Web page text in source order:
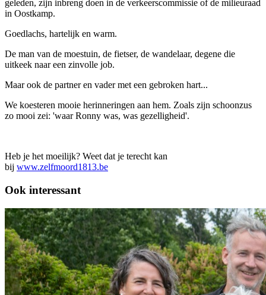
geleden, zijn inbreng doen in de verkeerscommissie of de milieuraad
in Oostkamp.
Goedlachs, hartelijk en warm.
De man van de moestuin, de fietser, de wandelaar, degene die
uitkeek naar een zinvolle job.
Maar ook de partner en vader met een gebroken hart...
We koesteren mooie herinneringen aan hem. Zoals zijn schoonzus
zo mooi zei: 'waar Ronny was, was gezelligheid'.
Heb je het moeilijk? Weet dat je terecht kan
bij www.zelfmoord1813.be
Ook interessant